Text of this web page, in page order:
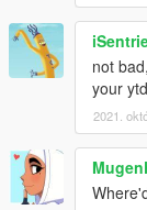
not
your ytd
2021.